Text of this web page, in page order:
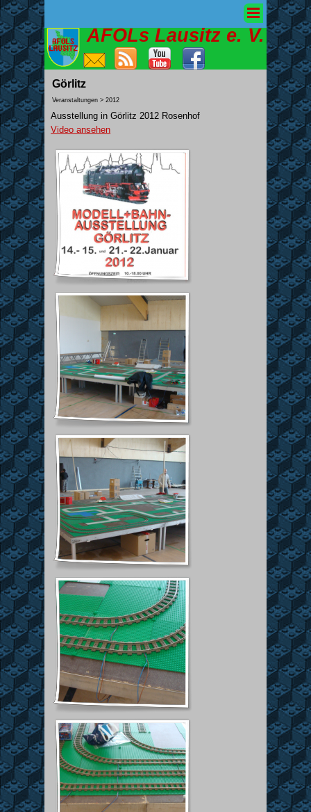
AFOLs Lausitz e. V.
Görlitz
Veranstaltungen > 2012
Ausstellung in Görlitz 2012 Rosenhof
Video ansehen